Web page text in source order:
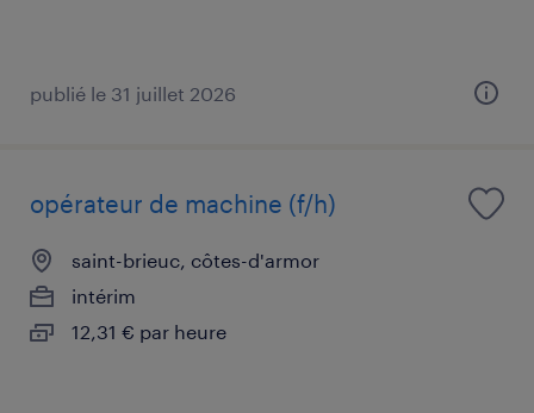
publié le 31 juillet 2026
opérateur de machine (f/h)
saint-brieuc, côtes-d'armor
intérim
12,31 € par heure